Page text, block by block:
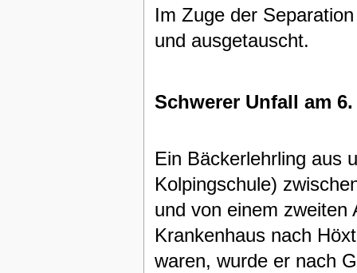
Im Zuge der
und ausgetauscht.
Schwerer Unfall am
Ein Bäckerlehrling aus
Kolpingschule)
und von einem zweiten
Krankenhaus nach
waren, wurde er nach